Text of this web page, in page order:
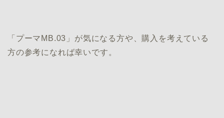
「プーマMB.03」が気になる方や、購入を考えている
方の参考になれば幸いです。